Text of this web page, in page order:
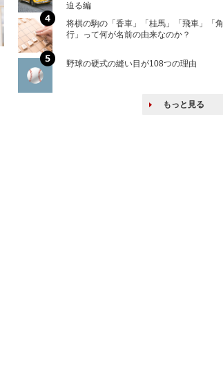
迫る編
将棋の駒の「香車」「桂馬」「飛車」「角
行」って何が名前の由来なのか？
野球の硬式の縫い目が108つの理由
もっと見る